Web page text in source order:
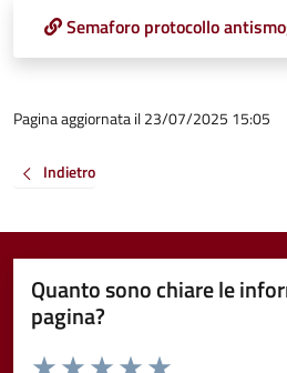
Semaforo protocollo
Pagina aggiornata il 23/07/2025 15:05
Indietro
Quanto sono chiare le
pagina?
Valuta da 1 a 5 stelle la pagina